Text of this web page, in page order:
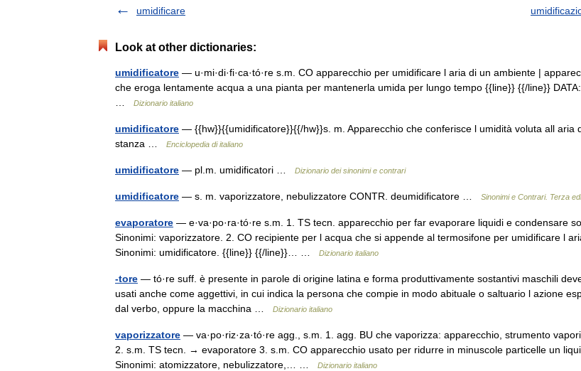
umidificare
Look at other dictionaries:
umidificatore — u·mi·di·fi·ca·tó·re s.m. CO apparecchio per umidificare l aria di un ambiente |
che eroga lentamente acqua a una pianta per mantenerla umida per lungo tempo {{line}} {{/line}}
Dizionario italiano
umidificatore — {{hw}}{{umidificatore}}{{/hw}}s. m. Apparecchio che conferisce l umidità voluta all aria
stanza …
Enciclopedia di italiano
umidificatore — pl.m. umidificatori … Dizionario dei sinonimi e contrari
umidificatore — s. m. vaporizzatore, nebulizzatore CONTR. deumidificatore … Sinonimi e Contrari. Terza
evaporatore — e·va·po·ra·tó·re s.m. 1. TS tecn. apparecchio per far evaporare liquidi e condensare
Sinonimi: vaporizzatore. 2. CO recipiente per l acqua che si appende al termosifone per umidificare l
Sinonimi: umidificatore. {{line}} {{/line}}… …
Dizionario italiano
-tore — tó·re suff. è presente in parole di origine latina e forma produttivamente sostantivi maschili
usati anche come aggettivi, in cui indica la persona che compie in modo abituale o saltuario l azione
dal verbo, oppure la macchina …
Dizionario italiano
vaporizzatore — va·po·riz·za·tó·re agg., s.m. 1. agg. BU che vaporizza: apparecchio, strumento
2. s.m. TS tecn. → evaporatore 3. s.m. CO apparecchio usato per ridurre in minuscole particelle un
Sinonimi: atomizzatore, nebulizzatore,… …
Dizionario italiano